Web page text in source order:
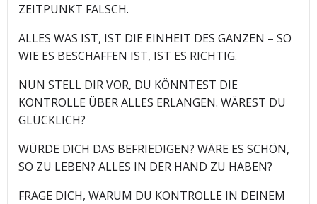
ZEITPUNKT FALSCH.
ALLES WAS IST, IST DIE EINHEIT DES GANZEN – SO
WIE ES BESCHAFFEN IST, IST ES RICHTIG.
NUN STELL DIR VOR, DU KÖNNTEST DIE
KONTROLLE ÜBER ALLES ERLANGEN. WÄREST DU
GLÜCKLICH?
WÜRDE DICH DAS BEFRIEDIGEN? WÄRE ES SCHÖN,
SO ZU LEBEN? ALLES IN DER HAND ZU HABEN?
FRAGE DICH, WARUM DU KONTROLLE IN DEINEM